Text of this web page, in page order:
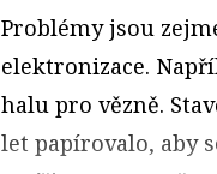
Problémy jsou
elektronizace.
halu pro vězně.
let papírovalo, aby